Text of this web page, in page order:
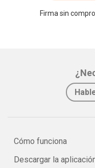
Firma sin
Cómo funciona
Descargar la